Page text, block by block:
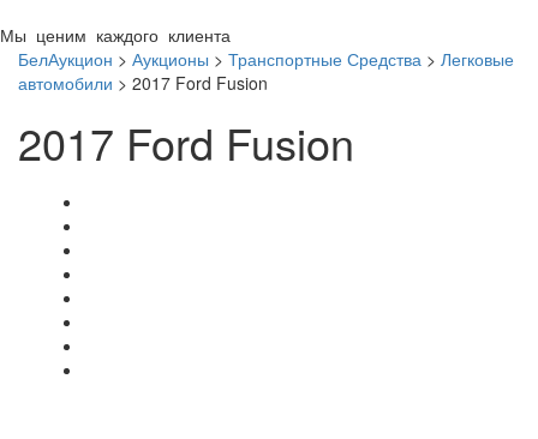
Мы ценим каждого клиента
БелАукцион > Аукционы > Транспортные Средства > Легковые
автомобили > 2017 Ford Fusion
2017 Ford Fusion